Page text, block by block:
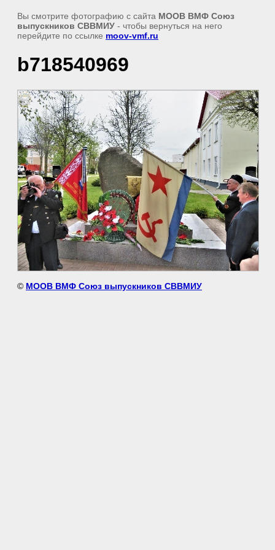
Вы смотрите фотографию с сайта МООВ ВМФ Союз
выпускников СВВМИУ - чтобы вернуться на него
перейдите по ссылке moov-vmf.ru
b718540969
© МООВ ВМФ Союз выпускников СВВМИУ